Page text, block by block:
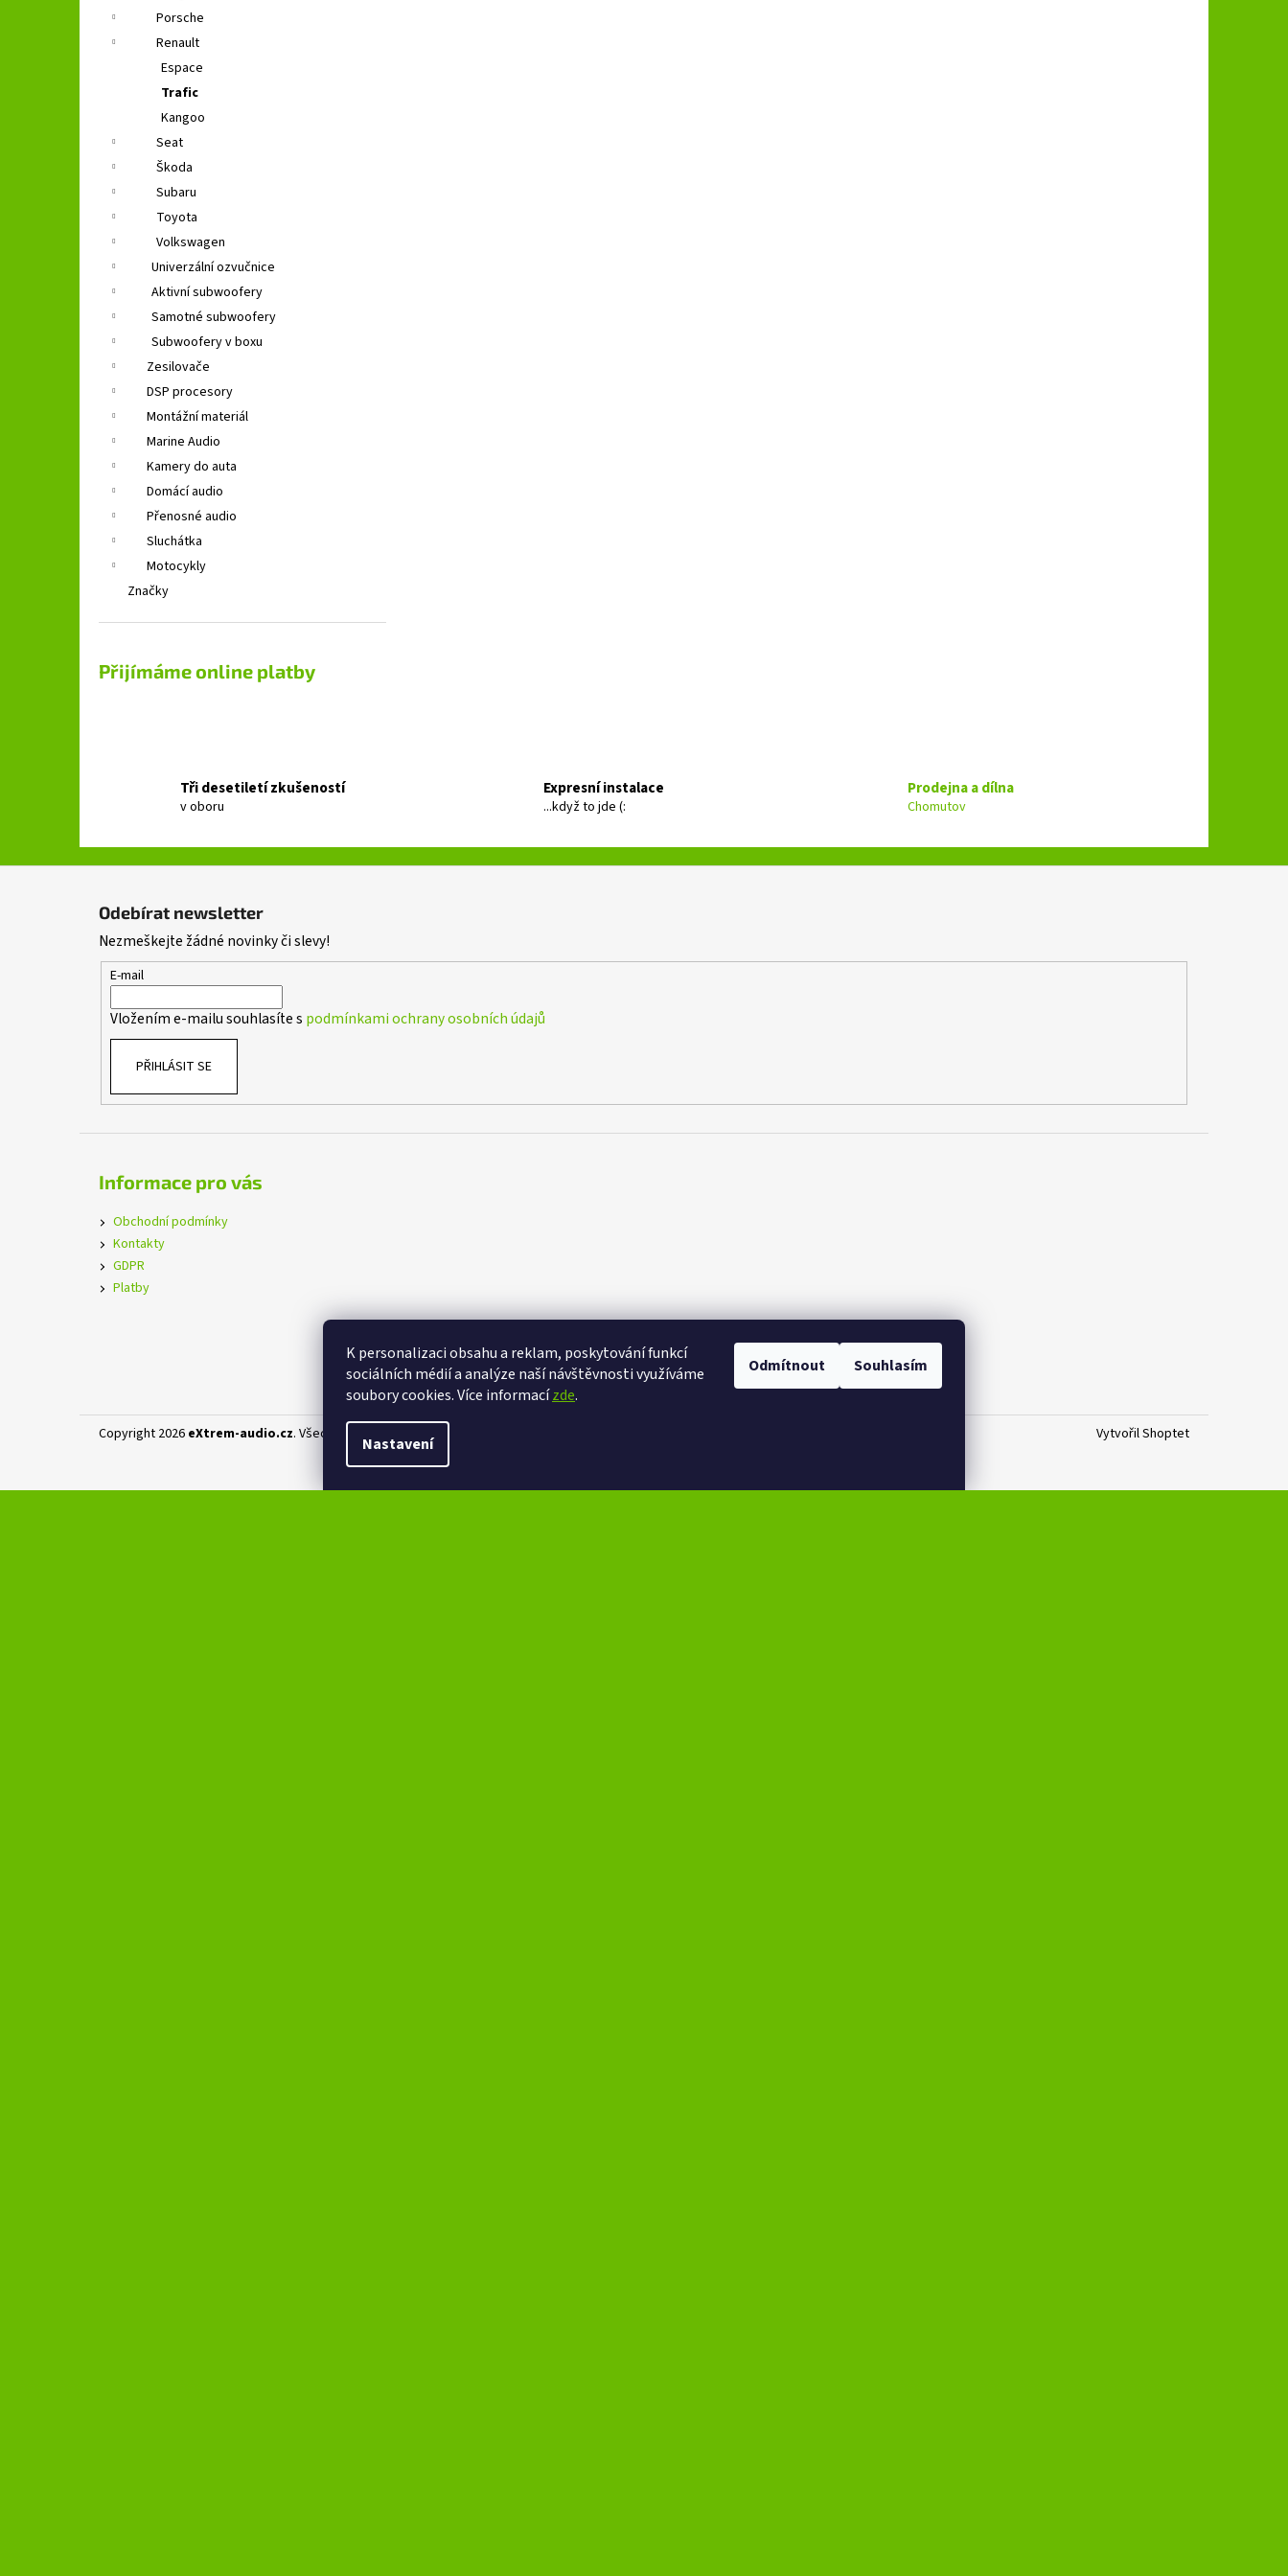
K personalizaci obsahu a reklam, poskytování funkcí
sociálních médií a analýze naší návštěvnosti využíváme
soubory cookies. Více informacízde.
Nastavení
Odmítnout Souhlasím
Porsche
Renault
Espace
Trafic
Kangoo
Seat
Škoda
Subaru
Toyota
Volkswagen
Univerzální ozvučnice
Aktivní subwoofery
Samotné subwoofery
Subwoofery v boxu
Zesilovače
DSP procesory
Montážní materiál
Marine Audio
Kamery do auta
Domácí audio
Přenosné audio
Sluchátka
Motocykly
Značky
Přijímáme online platby
Tři desetiletí zkušeností
v oboru
Expresní instalace
...když to jde (:
Prodejna a dílna
Chomutov
Odebírat newsletter
Nezmeškejte žádné novinky či slevy!
E-mail
Vložením e-mailu souhlasíte s podmínkami ochrany osobních údajů
PŘIHLÁSIT SE
Informace pro vás
Obchodní podmínky
Kontakty
GDPR
Platby
eXtrem-audio na facebooku eXtrem-audio na Instagramu
Vytvořil Shoptet
Copyright 2026 eXtrem-audio.cz. Všechna práva vyhrazena.